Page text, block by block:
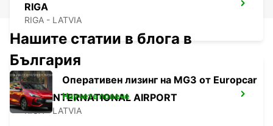
RIGA
RIGA - LATVIA
RIGA INTERNATIONAL AIRPORT
RIGA - LATVIA
Нашите статии в блога в
България
Оперативен лизинг на MG3 от Europcar
Научете повече